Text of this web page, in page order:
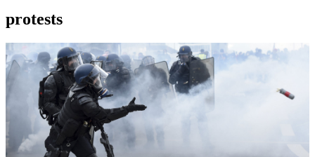
protests